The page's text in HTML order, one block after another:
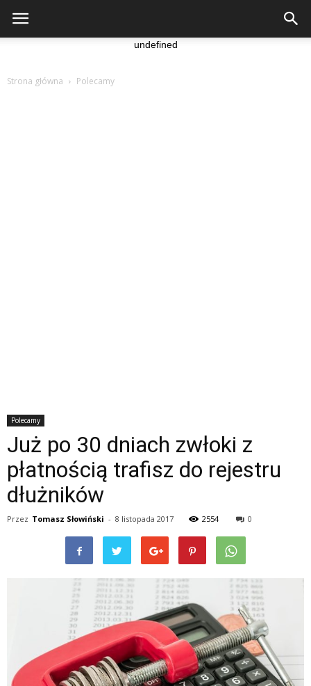
undefined
Strona główna Polecamy
Polecamy
Już po 30 dniach zwłoki z
płatnością trafisz do rejestru
dłużników
Przez Tomasz Słowiński - 8 listopada 2017 2554 0